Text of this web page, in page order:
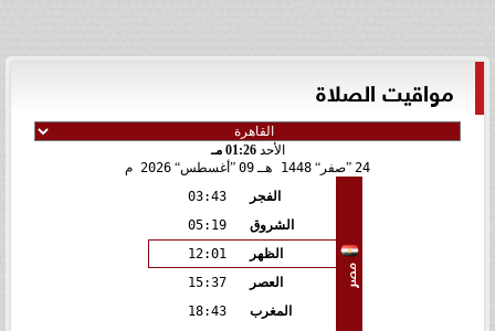
مواقيت الصلاة
الأحد01:26 مـ
24 صفر 1448 هـ 09 أغسطس 2026 م
مصر
الفجر
03:43
الشروق
05:19
الظهر
12:01
العصر
15:37
المغرب
18:43